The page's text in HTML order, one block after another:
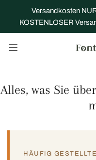
SPRINGEN
Versandkosten
KOSTENLOSER
Alles, was Sie
HÄUFIG